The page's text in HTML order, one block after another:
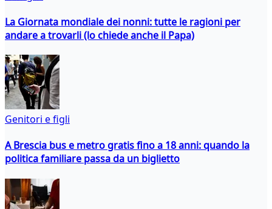
La Giornata mondiale dei nonni: tutte le ragioni per
andare a trovarli (lo chiede anche il Papa)
Genitori e figli
A Brescia bus e metro gratis fino a 18 anni: quando la
politica familiare passa da un biglietto